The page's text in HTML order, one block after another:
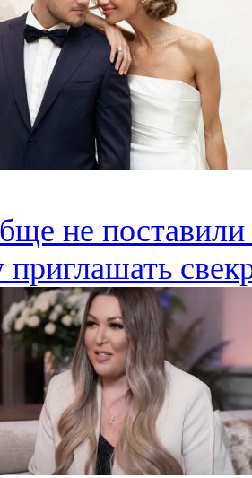
не поставили